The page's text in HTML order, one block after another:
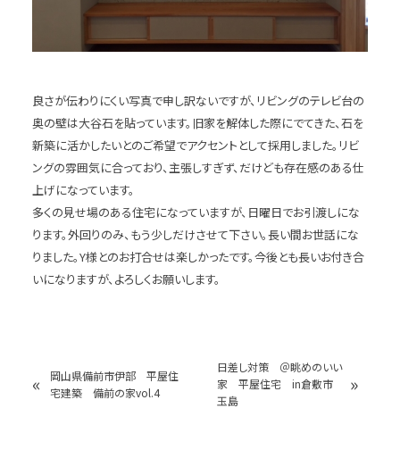
良さが伝わりにくい写真で申し訳ないですが、リビングのテレビ台の
奥の壁は大谷石を貼っています。旧家を解体した際にでてきた、石を
新築に活かしたいとのご希望でアクセントとして採用しました。リビ
ングの雰囲気に合っており、主張しすぎず、だけども存在感のある仕
上げになっています。
多くの見せ場のある住宅になっていますが、日曜日でお引渡しにな
ります。外回りのみ、もう少しだけさせて下さい。長い間お世話にな
りました。Y様とのお打合せは楽しかったです。今後とも長いお付き合
いになりますが、よろしくお願いします。
«
岡山県備前市伊部 平屋住
宅建築 備前の家vol.4
日差し対策 ＠眺めのいい
家 平屋住宅 in倉敷市
玉島
»